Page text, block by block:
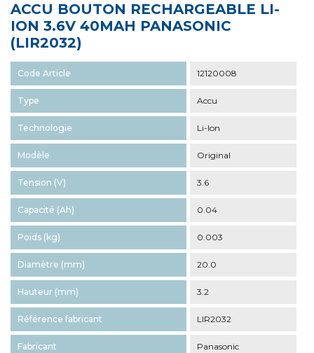
ACCU BOUTON RECHARGEABLE LI-
ION 3.6V 40MAH PANASONIC
(LIR2032)
Code Article 12120008
Type Accu
Technologie Li-Ion
Modèle Original
Tension (V) 3.6
Capacité (Ah) 0.04
Poids (kg) 0.003
Diamètre (mm) 20.0
Hauteur (mm) 3.2
Référence fabricant LIR2032
Fabricant Panasonic